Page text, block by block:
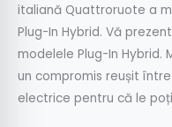
italiană Quattroruote a
Plug-In Hybrid. Vă
modelele Plug-In Hybrid.
un compromis reușit
electrice pentru că le